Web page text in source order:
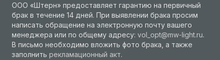
ООО «Штерн» предоставляет гарантию на первичный
брак в течение 14 дней. При выявлении брака просим
написать обращение на электронную почту вашего
менеджера или по общему адресу: vol_opt@mw-light.ru.
В письмо необходимо вложить фото брака, а также
заполнить рекламационный акт.